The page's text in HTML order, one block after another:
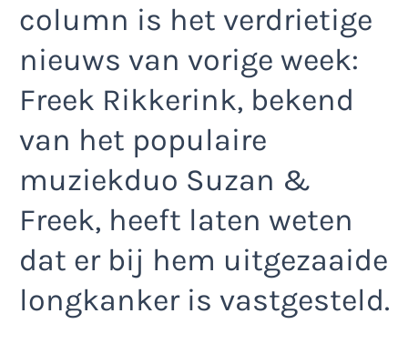
column is het verdrietige
nieuws van vorige week:
Freek Rikkerink, bekend
van het populaire
muziekduo Suzan &
Freek, heeft laten weten
dat er bij hem uitgezaaide
longkanker is vastgesteld.